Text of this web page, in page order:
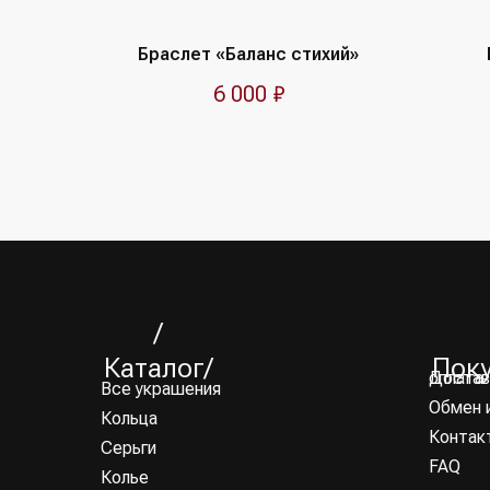
Браслет «Баланс стихий»
6 000 ₽
/
Каталог/
Все украшения
Доставка и оплата
Кольца
Обмен
Серьги
Колье
FAQ